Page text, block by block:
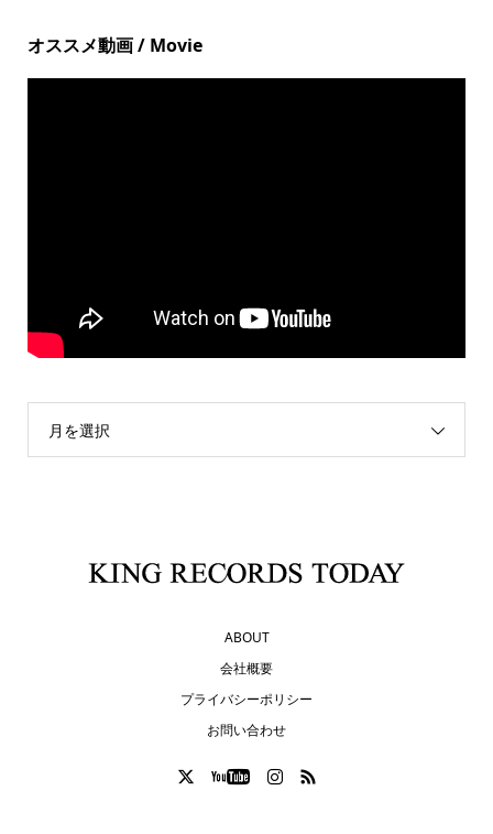
オススメ動画 / Movie
月を選択
ABOUT
会社概要
プライバシーポリシー
お問い合わせ